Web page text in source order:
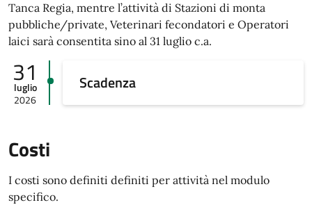
Tanca Regia, mentre l’attività di Stazioni di monta
pubbliche/private, Veterinari fecondatori e Operatori
laici sarà consentita sino al 31 luglio c.a.
31
luglio
2026
Scadenza
Costi
I costi sono definiti definiti per attività nel modulo
specifico.